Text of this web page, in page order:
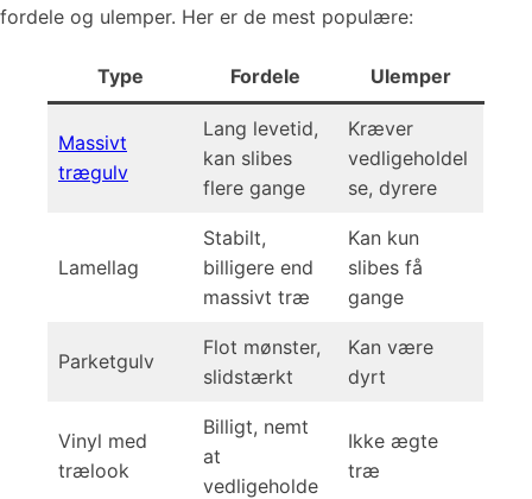
fordele og ulemper. Her er de mest populære:
Type Fordele Ulemper
Massivt
trægulv
Lang levetid,
kan slibes
flere gange
Kræver
vedligeholdel
se, dyrere
Lamellag
Stabilt,
billigere end
massivt træ
Kan kun
slibes få
gange
Parketgulv
Flot mønster,
slidstærkt
Kan være
dyrt
Vinyl med
trælook
Billigt, nemt
at
vedligeholde
Ikke ægte
træ